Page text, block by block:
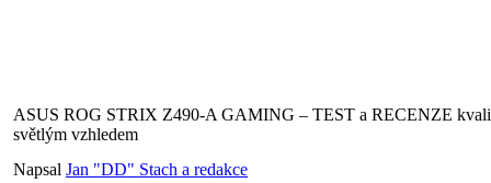
ASUS ROG STRIX Z490-A GAMING – TEST a RECENZE
světlým vzhledem
Napsal Jan "DD" Stach a redakce